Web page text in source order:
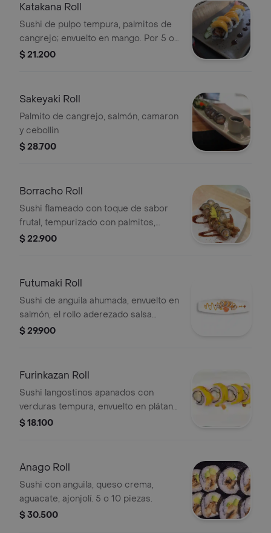
Katakana Roll
Sushi de pulpo tempura, palmitos de
cangrejo; envuelto en mango. Por 5 o
10 piezas.
$ 21.200
Sakeyaki Roll
Palmito de cangrejo, salmón, camaron
y cebollin
$ 28.700
Borracho Roll
Sushi flameado con toque de sabor
frutal, tempurizado con palmitos,
langostinos apanados, queso crema,
$ 22.900
Futumaki Roll
Sushi de anguila ahumada, envuelto en
salmón, el rollo aderezado salsa
hanashi. Por 5 o 10 piezas.
$ 29.900
Furinkazan Roll
Sushi langostinos apanados con
verduras tempura, envuelto en plátano
maduro. Por 5 o 10 piezas.
$ 18.100
Anago Roll
Sushi con anguila, queso crema,
aguacate, ajonjolí. 5 o 10 piezas.
$ 30.500